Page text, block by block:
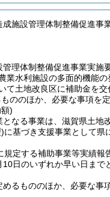
成施設管理体制整備促進事
管理体制整備促進事業実施
業水利施設の多面的機能
て土地改良区に補助金を
ののほか、必要な事項を
)
となる事業は、滋賀県土地
に基づき支援事業として県
規定する補助事業等実績報
日のいずれか早い日まで
めるもののほか、必要な事